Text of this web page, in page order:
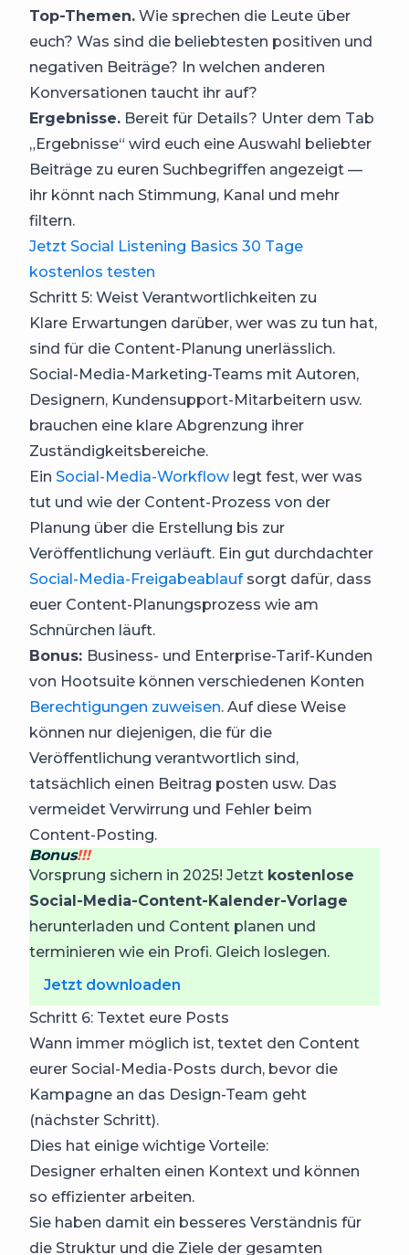
Top-Themen. Wie sprechen die Leute über
euch? Was sind die beliebtesten positiven und
negativen Beiträge? In welchen anderen
Konversationen taucht ihr auf?
Ergebnisse. Bereit für Details? Unter dem Tab
„Ergebnisse“ wird euch eine Auswahl beliebter
Beiträge zu euren Suchbegriffen angezeigt —
ihr könnt nach Stimmung, Kanal und mehr
filtern.
Jetzt Social Listening Basics 30 Tage
kostenlos testen
Schritt 5: Weist Verantwortlichkeiten zu
Klare Erwartungen darüber, wer was zu tun hat,
sind für die Content-Planung unerlässlich.
Social-Media-Marketing-Teams mit Autoren,
Designern, Kundensupport-Mitarbeitern usw.
brauchen eine klare Abgrenzung ihrer
Zuständigkeitsbereiche.
Ein Social-Media-Workflowlegt fest, wer was
tut und wie der Content-Prozess von der
Planung über die Erstellung bis zur
Veröffentlichung verläuft. Ein gut durchdachter
Social-Media-Freigabeablaufsorgt dafür, dass
euer Content-Planungsprozess wie am
Schnürchen läuft.
Bonus: Business- und Enterprise-Tarif-Kunden
von Hootsuite können verschiedenen Konten
Berechtigungen zuweisen. Auf diese Weise
können nur diejenigen, die für die
Veröffentlichung verantwortlich sind,
tatsächlich einen Beitrag posten usw. Das
vermeidet Verwirrung und Fehler beim
Content-Posting.
Bonus!!!
Vorsprung sichern in 2025! Jetzt kostenlose
Social-Media-Content-Kalender-Vorlage
herunterladen und Content planen und
terminieren wie ein Profi. Gleich loslegen.
Jetzt downloaden
Schritt 6: Textet eure Posts
Wann immer möglich ist, textet den Content
eurer Social-Media-Posts durch, bevor die
Kampagne an das Design-Team geht
(nächster Schritt).
Dies hat einige wichtige Vorteile:
Designer erhalten einen Kontext und können
so effizienter arbeiten.
Sie haben damit ein besseres Verständnis für
die Struktur und die Ziele der gesamten